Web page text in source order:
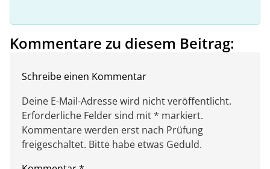
Kommentare zu diesem Beitrag:
Schreibe einen Kommentar
Deine E-Mail-Adresse wird nicht veröffentlicht.
Erforderliche Felder sind mit * markiert.
Kommentare werden erst nach Prüfung
freigeschaltet. Bitte habe etwas Geduld.